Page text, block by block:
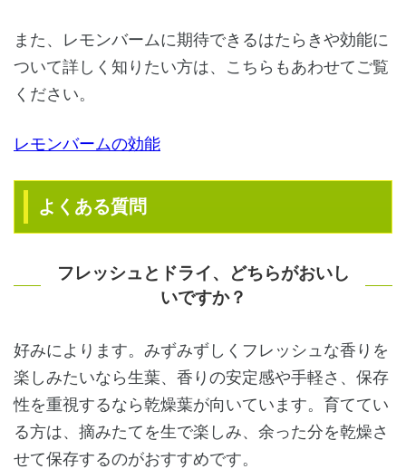
また、レモンバームに期待できるはたらきや効能に
ついて詳しく知りたい方は、こちらもあわせてご覧
ください。
レモンバームの効能
よくある質問
フレッシュとドライ、どちらがおいし
いですか？
好みによります。みずみずしくフレッシュな香りを
楽しみたいなら生葉、香りの安定感や手軽さ、保存
性を重視するなら乾燥葉が向いています。育ててい
る方は、摘みたてを生で楽しみ、余った分を乾燥さ
せて保存するのがおすすめです。